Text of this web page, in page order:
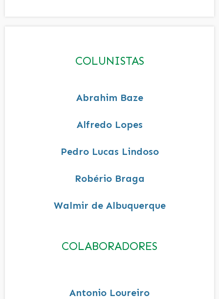
COLUNISTAS
Abrahim Baze
Alfredo Lopes
Pedro Lucas Lindoso
Robério Braga
Walmir de Albuquerque
COLABORADORES
Antonio Loureiro